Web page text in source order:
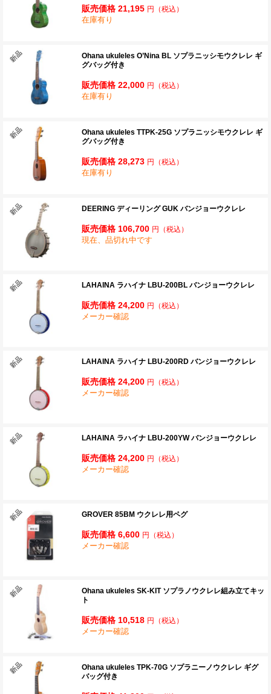
販売価格 21,195 円 （税込）
在庫有り
Ohana ukuleles O’Nina BL ソプラニッシモウクレレ ギ
グバッグ付き
販売価格 22,000 円 （税込）
在庫有り
Ohana ukuleles TTPK-25G ソプラニッシモウクレレ ギ
グバッグ付き
販売価格 28,273 円 （税込）
在庫有り
DEERING ディーリング GUK バンジョーウクレレ
販売価格 106,700 円 （税込）
現在、品切れ中です
LAHAINA ラハイナ LBU-200BL バンジョーウクレレ
販売価格 24,200 円 （税込）
メーカー確認
LAHAINA ラハイナ LBU-200RD バンジョーウクレレ
販売価格 24,200 円 （税込）
メーカー確認
LAHAINA ラハイナ LBU-200YW バンジョーウクレレ
販売価格 24,200 円 （税込）
メーカー確認
GROVER 85BM ウクレレ用ペグ
販売価格 6,600 円 （税込）
メーカー確認
Ohana ukuleles SK-KIT ソプラノウクレレ組み立てキッ
ト
販売価格 10,518 円 （税込）
メーカー確認
Ohana ukuleles TPK-70G ソプラニーノウクレレ ギグ
バッグ付き